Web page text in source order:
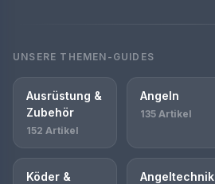
UNSERE THEMEN-GUIDES
Ausrüstung &
Zubehör
152 Artikel
Angeln
135 Artikel
Köder &
Angeltechnik